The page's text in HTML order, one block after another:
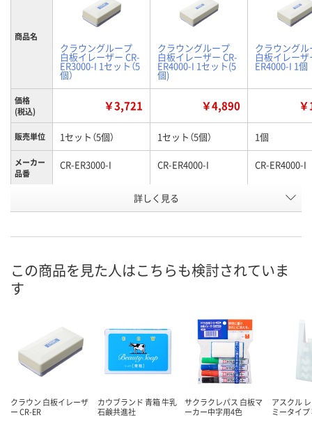
商品名
クラウングループ
白板イレーザー CR-
ER3000-I 1セット（5
個）
クラウングループ
白板イレーザー CR-
ER4000-I 1セット(5
個)
クラウングル
白板イレーザ
ER4000-I 1個
価格
(税込)
￥3,721 ￥4,890
販売単位 1セット（5個） 1セット（5個） 1個
メーカー
品番
CR-ER3000-I CR-ER4000-I CR-ER4000-I
WW47903 HN47674
カゴへ カゴへ カ
詳しく見る
この商品を見た人はこちらも検討されていま
す
クラウン 白板イレーザ
ー CR-ER
カウブランド 青箱 牛乳
石鹸共進社
サクラクレパス 白板マ
ーカー中字用4色
アスクル
ミータイプ